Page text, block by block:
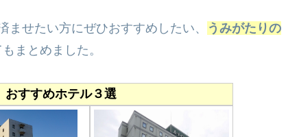
せたい方にぜひおすすめしたい、
うみがたりの
まとめました。
おすすめホテル３選